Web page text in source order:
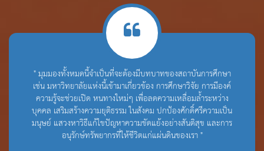
" มุมมองทั้งหมดนี้จำเป็นที่จะต้องมีบทบาทของสถาบันการศึกษา
เช่น มหาวิทยาลัยแห่งนี้เข้ามาเกี่ยวข้อง การศึกษาวิจัย การมีองค์
ความรู้จะช่วยเปิด หนทางใหม่ๆ เพื่อลดความเหลื่อมล้ำระหว่าง
บุคคล เสริมสร้างความยุติธรรม ในสังคม ปกป้องศักดิ์ศรีความเป็น
มนุษย์ แสวงหาวิธีแก้ไขปัญหาความขัดแย้งอย่างสันติสุข และการ
อนุรักษ์ทรัพยากรที่ให้ชีวิตแก่แผ่นดินของเรา "